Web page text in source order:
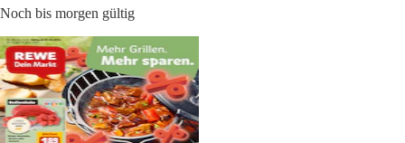
Noch bis morgen gültig